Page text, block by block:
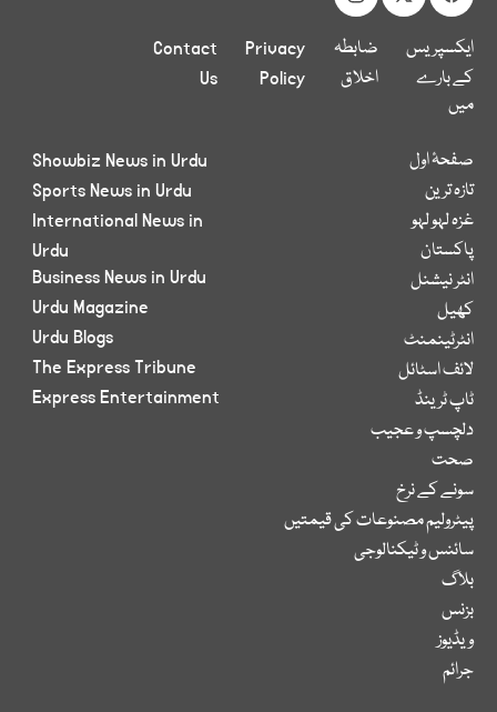
ایکسپریس
کے بارے
میں
ضابطہ
اخلاق
Privacy
Policy
Contact
Us
صفحۂ اول
تازہ ترین
غزہ لہو لہو
پاکستان
انٹر نیشنل
کھیل
انٹرٹینمنٹ
لائف اسٹائل
ٹاپ ٹرینڈ
دلچسپ و عجیب
صحت
سونے کے نرخ
پیٹرولیم مصنوعات کی قیمتیں
سائنس و ٹیکنالوجی
بلاگ
بزنس
ویڈیوز
جرائم
Showbiz News in Urdu
Sports News in Urdu
International News in
Urdu
Business News in Urdu
Urdu Magazine
Urdu Blogs
The Express Tribune
Express Entertainment